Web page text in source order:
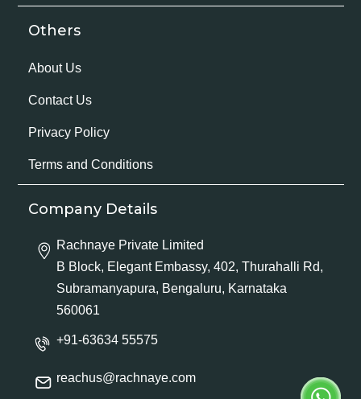
Others
About Us
Contact Us
Privacy Policy
Terms and Conditions
Company Details
Rachnaye Private Limited
B Block, Elegant Embassy, 402, Thurahalli Rd,
Subramanyapura, Bengaluru, Karnataka
560061
+91-63634 55575
reachus@rachnaye.com